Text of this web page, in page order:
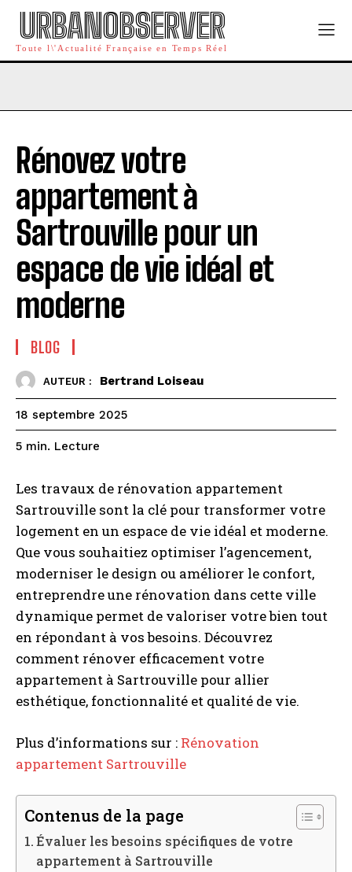
URBANOBSERVER
Toute l\'Actualité Française en Temps Réel
Rénovez votre
appartement à
Sartrouville pour un
espace de vie idéal et
moderne
BLOG
AUTEUR : Bertrand Loiseau
18 septembre 2025
5 min. Lecture
Les travaux de rénovation appartement
Sartrouville sont la clé pour transformer votre
logement en un espace de vie idéal et moderne.
Que vous souhaitiez optimiser l’agencement,
moderniser le design ou améliorer le confort,
entreprendre une rénovation dans cette ville
dynamique permet de valoriser votre bien tout
en répondant à vos besoins. Découvrez
comment rénover efficacement votre
appartement à Sartrouville pour allier
esthétique, fonctionnalité et qualité de vie.
Plus d’informations sur : Rénovation
appartement Sartrouville
Contenus de la page
Évaluer les besoins spécifiques de votre
appartement à Sartrouville